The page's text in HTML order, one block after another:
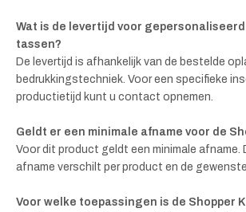
Wat is de levertijd voor
tassen?
De levertijd is afhankelijk van de bestelde
bedrukkingstechniek. Voor een specifieke
productietijd kunt u contact opnemen.
Geldt er een minimale afname voor de
Voor dit product geldt een minimale afname.
afname verschilt per product en de
Voor welke toepassingen is de Shopper